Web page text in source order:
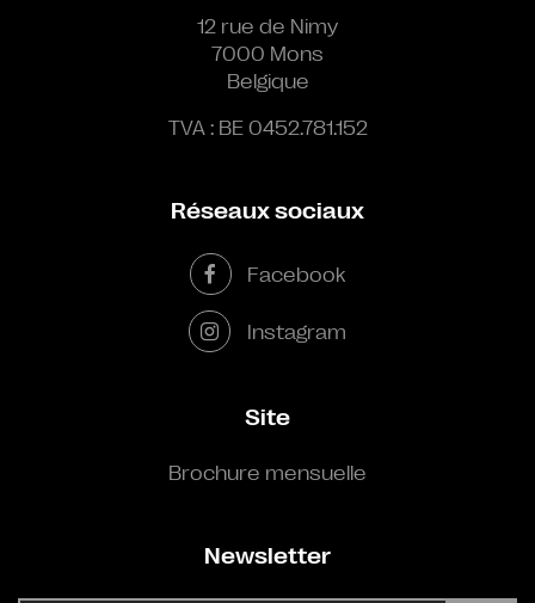
12 rue de Nimy
7000 Mons
Belgique
TVA : BE 0452.781.152
Réseaux sociaux
Facebook
Instagram
Site
Brochure mensuelle
Newsletter